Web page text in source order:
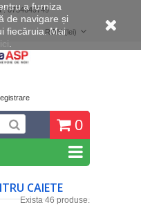
: 0734649749
RON (lei)
0
CAIETE
Exista 46 produse.
a furniza
de navigare și
fiecăruia. Mai